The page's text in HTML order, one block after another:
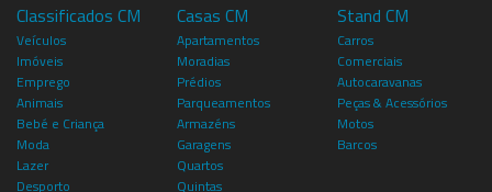
Classificados CM
Veículos
Imóveis
Emprego
Animais
Bebé e Criança
Moda
Lazer
Desporto
Casas CM
Apartamentos
Moradias
Prédios
Parqueamentos
Armazéns
Garagens
Quartos
Quintas
Stand CM
Carros
Comerciais
Autocaravanas
Peças & Acessórios
Motos
Barcos